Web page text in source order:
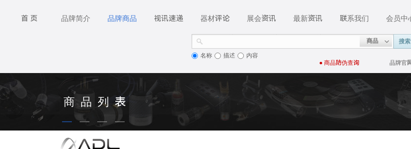
● 商品防伪查询
商品 搜索
名称 描述 内容
首 页 品牌简介 品牌商品 视讯速递 器材评论 展会资讯 最新资讯 联系我们 会员中
品牌官
商 品 列 表